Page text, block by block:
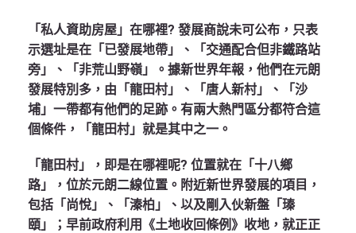
「私人資助房屋」在哪裡? 發展商說未可公布，只表
示選址是在「已發展地帶」、「交通配合但非鐵路站
旁」、「非荒山野嶺」。據新世界年報，他們在元朗
發展特別多，由「龍田村」、「唐人新村」、「沙
埔」一帶都有他們的足跡。有兩大熱門區分都符合這
個條件，「龍田村」就是其中之一。
「龍田村」，即是在哪裡呢? 位置就在「十八鄉
路」，位於元朗二線位置。附近新世界發展的項目，
包括「尚悅」、「溱柏」、以及剛入伙新盤「瑧
頤」；早前政府利用《土地收回條例》收地，就正正